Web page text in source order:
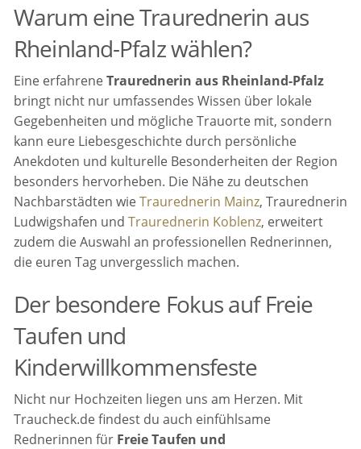
Warum eine Traurednerin aus
Rheinland-Pfalz wählen?
Eine erfahreneTraurednerin aus Rheinland-Pfalz
bringt nicht nur umfassendes Wissen über lokale
Gegebenheiten und mögliche Trauorte mit, sondern
kann eure Liebesgeschichte durch persönliche
Anekdoten und kulturelle Besonderheiten der Region
besonders hervorheben. Die Nähe zu deutschen
Nachbarstädten wieTraurednerin Mainz, Traurednerin
Ludwigshafen undTraurednerin Koblenz, erweitert
zudem die Auswahl an professionellen Rednerinnen,
die euren Tag unvergesslich machen.
Der besondere Fokus auf Freie
Taufen und
Kinderwillkommensfeste
Nicht nur Hochzeiten liegen uns am Herzen. Mit
Traucheck.de findest du auch einfühlsame
Rednerinnen für Freie Taufen und